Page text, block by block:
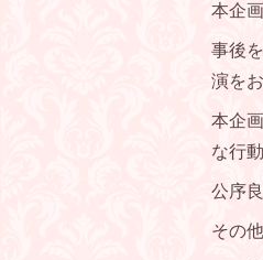
本企
事後
演を
本企
な行
公序
その